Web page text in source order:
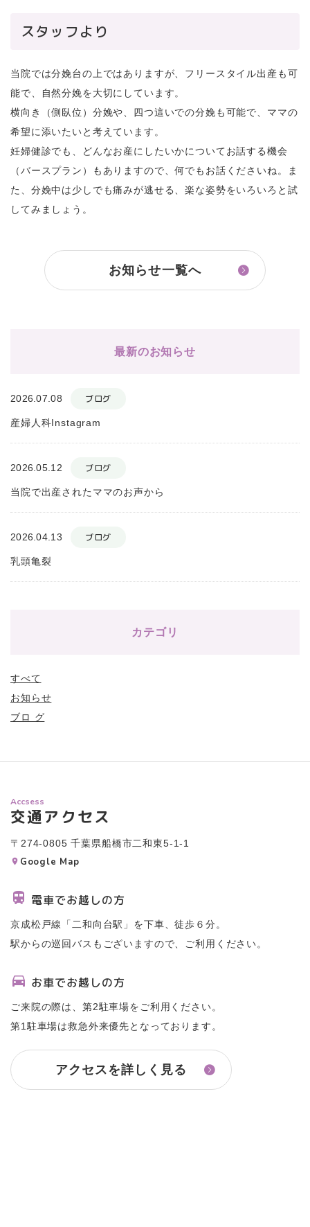
スタッフより
当院では分娩台の上ではありますが、フリースタイル出産も可
能で、自然分娩を大切にしています。
横向き（側臥位）分娩や、四つ這いでの分娩も可能で、ママの
希望に添いたいと考えています。
妊婦健診でも、どんなお産にしたいかについてお話する機会
（バースプラン）もありますので、何でもお話くださいね。ま
た、分娩中は少しでも痛みが逃せる、楽な姿勢をいろいろと試
してみましょう。
お知らせ一覧へ
最新のお知らせ
2026.07.08 ブログ
産婦人科Instagram
2026.05.12 ブログ
当院で出産されたママのお声から
2026.04.13 ブログ
乳頭亀裂
カテゴリ
すべて
お知らせ
ブロ グ
Accsess
交通アクセス
〒274-0805 千葉県船橋市二和東5-1-1
Google Map
電車でお越しの方
京成松戸線「二和向台駅」を下車、徒歩６分。
駅からの巡回バスもございますので、ご利用ください。
お車でお越しの方
ご来院の際は、第2駐車場をご利用ください。
第1駐車場は救急外来優先となっております。
アクセスを詳しく見る